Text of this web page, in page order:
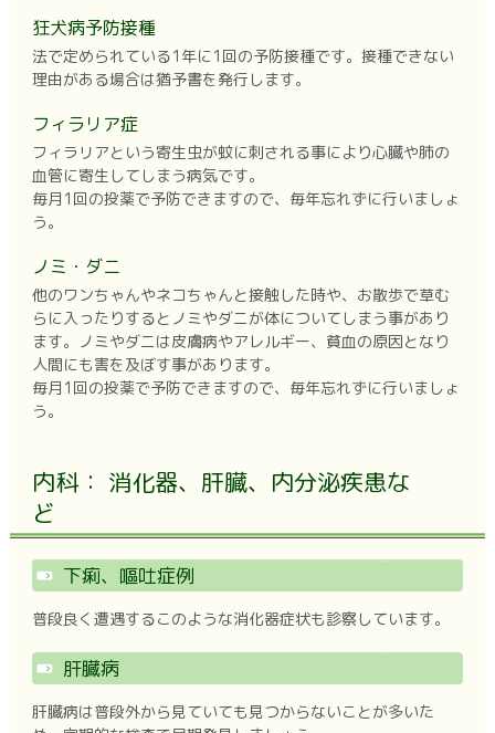
狂犬病予防接種
法で定められている1年に1回の予防接種です。接種できない
理由がある場合は猶予書を発行します。
フィラリア症
フィラリアという寄生虫が蚊に刺される事により心臓や肺の
血管に寄生してしまう病気です。
毎月1回の投薬で予防できますので、毎年忘れずに行いましょ
う。
ノミ・ダニ
他のワンちゃんやネコちゃんと接触した時や、お散歩で草む
らに入ったりするとノミやダニが体についてしまう事があり
ます。ノミやダニは皮膚病やアレルギー、貧血の原因となり
人間にも害を及ぼす事があります。
毎月1回の投薬で予防できますので、毎年忘れずに行いましょ
う。
内科： 消化器、肝臓、内分泌疾患な
ど
下痢、嘔吐症例
普段良く遭遇するこのような消化器症状も診察しています。
肝臓病
肝臓病は普段外から見ていても見つからないことが多いた